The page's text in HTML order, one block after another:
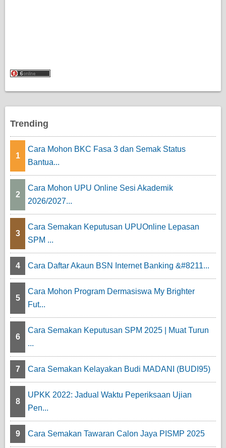
Trending
1
Cara Mohon BKC Fasa 3 dan Semak Status
Bantua...
2
Cara Mohon UPU Online Sesi Akademik
2026/2027...
3
Cara Semakan Keputusan UPUOnline Lepasan
SPM ...
4 Cara Daftar Akaun BSN Internet Banking &#8211...
5
Cara Mohon Program Dermasiswa My Brighter
Fut...
6
Cara Semakan Keputusan SPM 2025 | Muat Turun
...
7 Cara Semakan Kelayakan Budi MADANI (BUDI95)
8
UPKK 2022: Jadual Waktu Peperiksaan Ujian
Pen...
9 Cara Semakan Tawaran Calon Jaya PISMP 2025